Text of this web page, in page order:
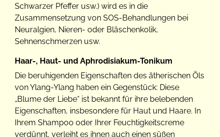
Schwarzer Pfeffer usw.) wird es in die
Zusammensetzung von SOS-Behandlungen bei
Neuralgien, Nieren- oder Bläschenkolik,
Sehnenschmerzen usw.
Haar-, Haut- und Aphrodisiakum-Tonikum
Die beruhigenden Eigenschaften des ätherischen Öls
von Ylang-Ylang haben ein Gegenstück: Diese
„Blume der Liebe“ ist bekannt für ihre belebenden
Eigenschaften, insbesondere für Haut und Haare. In
Ihrem Shampoo oder Ihrer Feuchtigkeitscreme
verdünnt, verleiht es ihnen auch einen süßen